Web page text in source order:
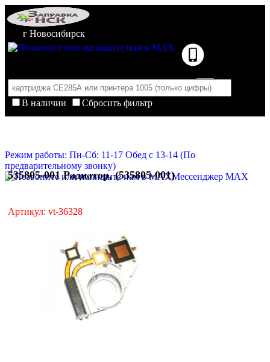
г Новосибирск
В наличии
Сбросить фильтр
Корзина пуста
Режим работы: Пн-Сб: 11-17 Обед с 13-14 (По
предварительному звонку)
Мессенджер MAX
535805-001 Радиатор, (535805-001)
Артикул: vt-36328